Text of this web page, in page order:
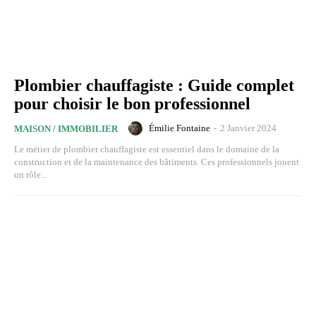
Plombier chauffagiste : Guide complet
pour choisir le bon professionnel
MAISON / IMMOBILIER Émilie Fontaine - 2 Janvier 2024
Le métier de plombier chauffagiste est essentiel dans le domaine de la
construction et de la maintenance des bâtiments. Ces professionnels jouent
un rôle...